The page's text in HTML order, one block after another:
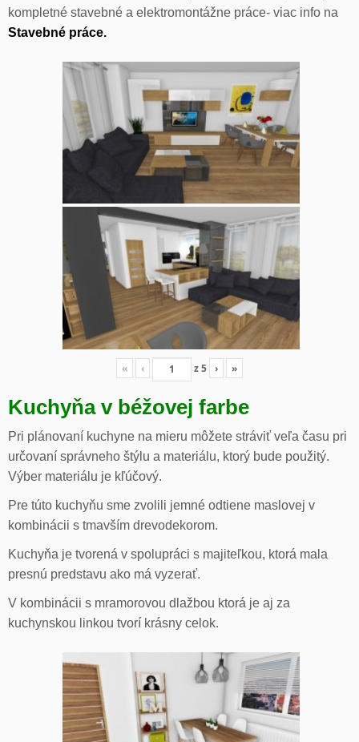
kompletné stavebné a elektromontážne práce- viac info na
Stavebné práce.
« ‹ z5 › »
Kuchyňa v béžovej farbe
Pri plánovaní kuchyne na mieru môžete stráviť veľa času pri
určovaní správneho štýlu a materiálu, ktorý bude použitý.
Výber materiálu je kľúčový.
Pre túto kuchyňu sme zvolili jemné odtiene maslovej v
kombinácii s tmavším drevodekorom.
Kuchyňa je tvorená v spolupráci s majiteľkou, ktorá mala
presnú predstavu ako má vyzerať.
V kombinácii s mramorovou dlažbou ktorá je aj za
kuchynskou linkou tvorí krásny celok.